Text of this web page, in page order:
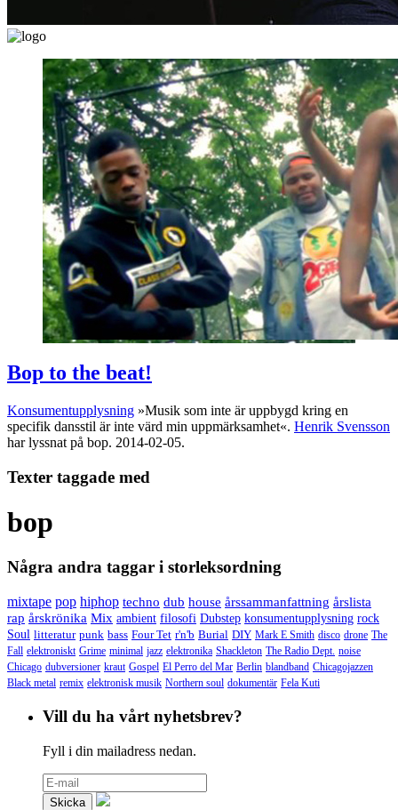
Bop to the beat!
Konsumentupplysning »Musik som inte är uppbygd kring en
specifik dansstil är inte värd min uppmärksamhet«. Henrik Svensson
har lyssnat på bop. 2014-02-05.
Texter taggade med
bop
Några andra taggar i storleksordning
mixtape pop hiphop techno dub house årssammanfattning årslista
rap årskrönika Mix ambient filosofi Dubstep konsumentupplysning rock
Soul litteratur punk bass Four Tet r'n'b Burial DIY Mark E Smith disco drone The
Fall elektroniskt Grime minimal jazz elektronika Shackleton The Radio Dept. noise
Chicago dubversioner kraut Gospel El Perro del Mar Berlin blandband Chicagojazzen
Black metal remix elektronisk musik Northern soul dokumentär Fela Kuti
Vill du ha vårt nyhetsbrev?
Fyll i din mailadress nedan.